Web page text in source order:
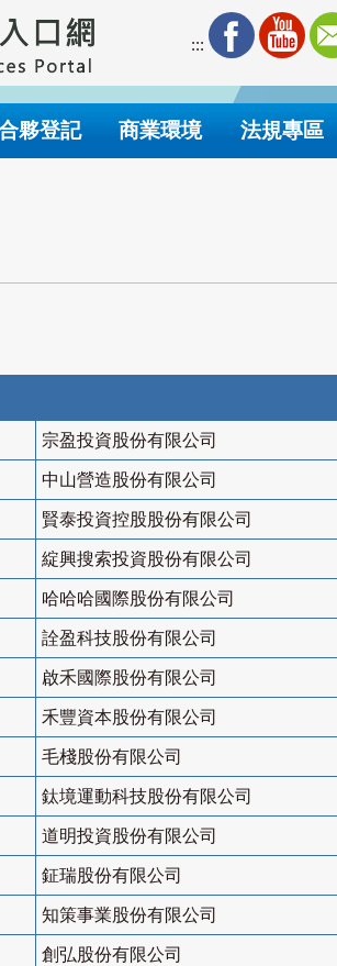
:::
夥登記 商業環境 法規專區
宗盈投資股份有限公司
中山營造股份有限公司
賢泰投資控股股份有限公司
綻興搜索投資股份有限公司
哈哈哈國際股份有限公司
詮盈科技股份有限公司
啟禾國際股份有限公司
禾豐資本股份有限公司
毛棧股份有限公司
鈦境運動科技股份有限公司
道明投資股份有限公司
鉦瑞股份有限公司
知策事業股份有限公司
創弘股份有限公司